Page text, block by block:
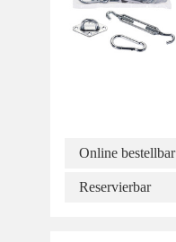
Online bestellbar
Reservierbar